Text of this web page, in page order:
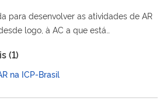
para desenvolver as atividades de AR
contrato social ou administradores;
conhecimento, das diretrizes e
de Práticas de Certificação (DPC), as
(1)
na ICP-Brasil